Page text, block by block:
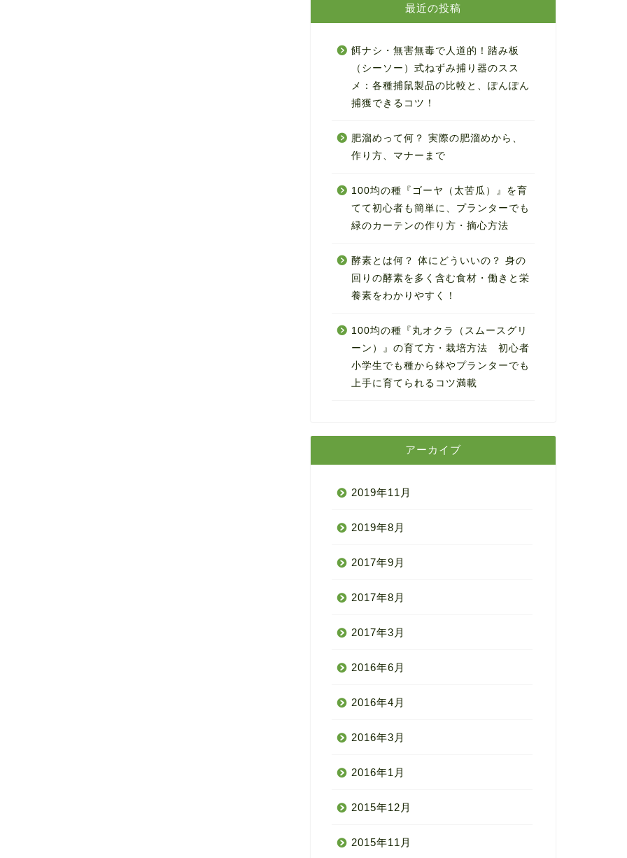
最近の投稿
餌ナシ・無害無毒で人道的！踏み板
（シーソー）式ねずみ捕り器のスス
メ：各種捕鼠製品の比較と、ぽんぽん
捕獲できるコツ！
肥溜めって何？ 実際の肥溜めから、
作り方、マナーまで
100均の種『ゴーヤ（太苦瓜）』を育
てて初心者も簡単に、プランターでも
緑のカーテンの作り方・摘心方法
酵素とは何？ 体にどういいの？ 身の
回りの酵素を多く含む食材・働きと栄
養素をわかりやすく！
100均の種『丸オクラ（スムースグリ
ーン）』の育て方・栽培方法 初心者
小学生でも種から鉢やプランターでも
上手に育てられるコツ満載
アーカイブ
2019年11月
2019年8月
2017年9月
2017年8月
2017年3月
2016年6月
2016年4月
2016年3月
2016年1月
2015年12月
2015年11月